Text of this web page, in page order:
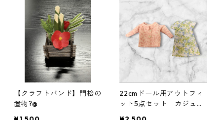
【クラフトバンド】門松の
置物?@
22cmドール用アウトフィ
ット5点セット カジュア